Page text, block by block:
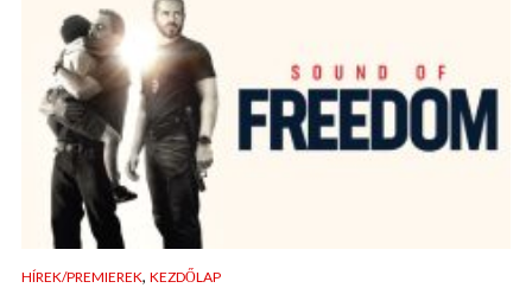
HÍREK/PREMIEREK, KEZDŐLAP